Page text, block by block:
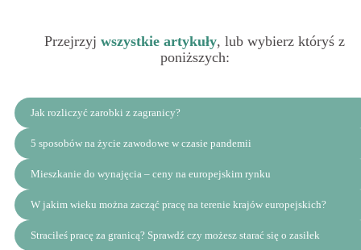
Przejrzyj wszystkie artykuły, lub wybierz któryś z
poniższych:
Jak rozliczyć zarobki z zagranicy?
5 sposobów na życie zawodowe w czasie pandemii
Mieszkanie do wynajęcia – ceny na europejskim rynku
W jakim wieku można zacząć pracę na terenie krajów europejskich?
Straciłeś pracę za granicą? Sprawdź czy możesz starać się o zasiłek